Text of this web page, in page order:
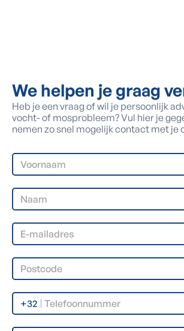
We helpen je graag
Heb je een vraag of wil je persoonlijk
vocht- of mosprobleem? Vul hier je
nemen zo snel mogelijk contact met je
+32